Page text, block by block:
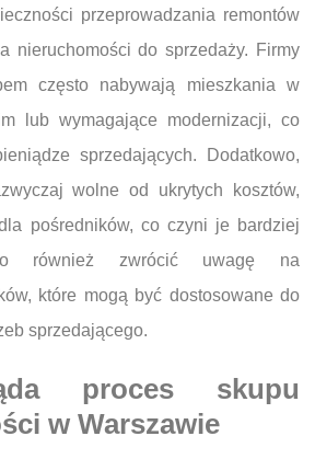
przeprowadzania remontów
nieruchomości do sprzedaży. Firmy
często nabywają mieszkania w
lub wymagające modernizacji, co
sprzedających. Dodatkowo,
wolne od ukrytych kosztów,
pośredników, co czyni je bardziej
również zwrócić uwagę na
które mogą być dostosowane do
sprzedającego.
proces skupu
w Warszawie